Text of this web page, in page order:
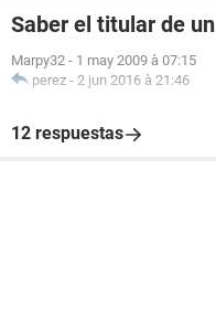
Saber el titular de
Marpy32 - 1 may 2009 à 07:15
perez - 2 jun 2016 à 21:46
12 respuestas